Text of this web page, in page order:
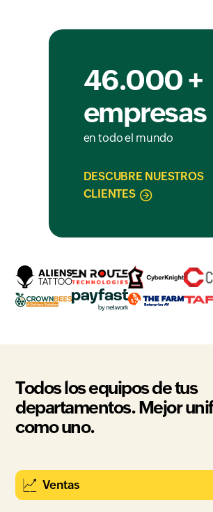
46.000 +
empresas
en todo el mundo
DESCUBRE NUESTROS
CLIENTES
Todos los equipos de tus
departamentos. Mejor
como uno.